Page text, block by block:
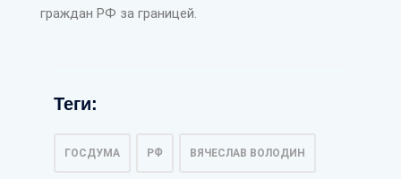
граждан РФ за границей.
Теги:
ГОСДУМА РФ ВЯЧЕСЛАВ ВОЛОДИН